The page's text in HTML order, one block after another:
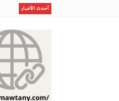
أحدث الأخبار
والليث
هانى
بطلات
أم بشر